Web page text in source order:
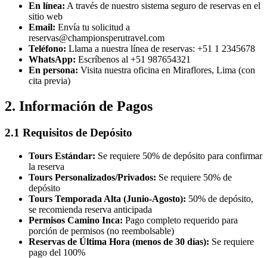
En línea: A través de nuestro sistema seguro de reservas en el
sitio web
Email: Envía tu solicitud a
reservas@championsperutravel.com
Teléfono: Llama a nuestra línea de reservas: +51 1 2345678
WhatsApp: Escríbenos al +51 987654321
En persona: Visita nuestra oficina en Miraflores, Lima (con
cita previa)
2. Información de Pagos
2.1 Requisitos de Depósito
Tours Estándar: Se requiere 50% de depósito para confirmar
la reserva
Tours Personalizados/Privados: Se requiere 50% de
depósito
Tours Temporada Alta (Junio-Agosto): 50% de depósito,
se recomienda reserva anticipada
Permisos Camino Inca: Pago completo requerido para
porción de permisos (no reembolsable)
Reservas de Última Hora (menos de 30 días): Se requiere
pago del 100%